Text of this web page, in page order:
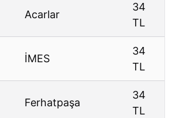
Acarlar
34
TL
İMES
34
TL
Ferhatpaşa
34
TL